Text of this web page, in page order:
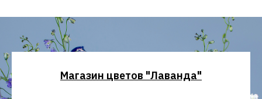
Магазин цветов "Лаванда"